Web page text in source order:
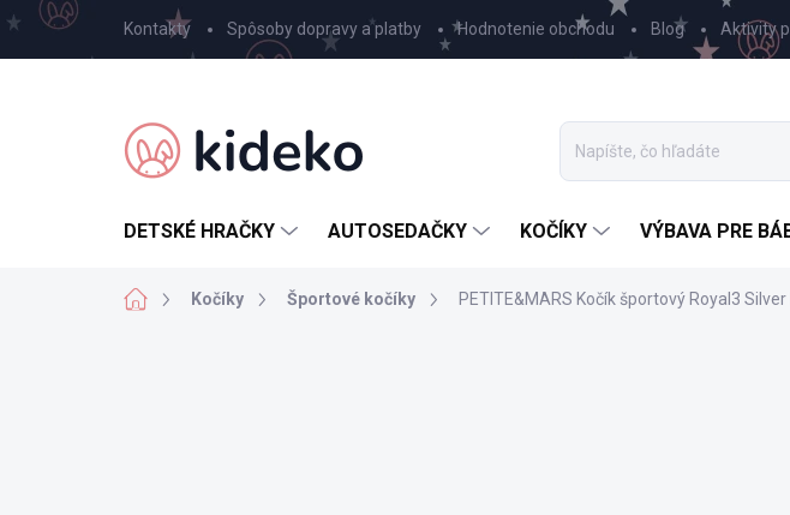
Prejsť
na
obsah
Kontakty Spôsoby dopravy a platby Hodnotenie obchodu Blog Aktivity
DETSKÉ HRAČKY AUTOSEDAČKY KOČÍKY VÝBAVA PRE
DomovKočíky Športové kočíky PETITE&MARS Kočík športový Royal3